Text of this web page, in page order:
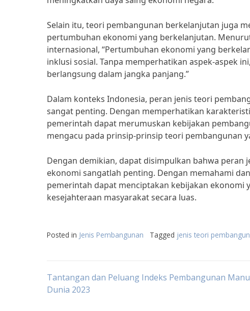
Selain itu, teori pembangunan berkelanjutan juga
pertumbuhan ekonomi yang berkelanjutan.
internasional, “Pertumbuhan ekonomi yang
inklusi sosial. Tanpa memperhatikan aspek-aspek
berlangsung dalam jangka panjang.”
Dalam konteks Indonesia, peran jenis teori
sangat penting. Dengan memperhatikan
pemerintah dapat merumuskan kebijakan
mengacu pada prinsip-prinsip teori pembangunan
Dengan demikian, dapat disimpulkan bahwa
ekonomi sangatlah penting. Dengan memahami
pemerintah dapat menciptakan kebijakan
kesejahteraan masyarakat secara luas.
Posted in Jenis Pembangunan Tagged jenis teori
Post
Tantangan dan Peluang Indeks Pembangunan
Dunia 2023